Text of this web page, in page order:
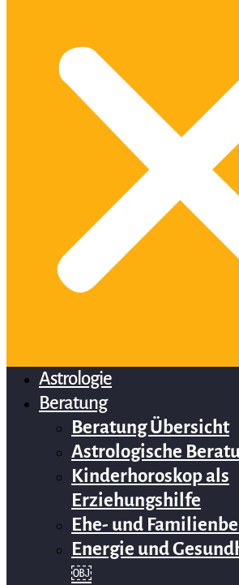
Astrologie
Beratung
Beratung Übersicht
Astrologische
Kinderhoroskop als
Erziehungshilfe
Ehe- und
Energie und
￼